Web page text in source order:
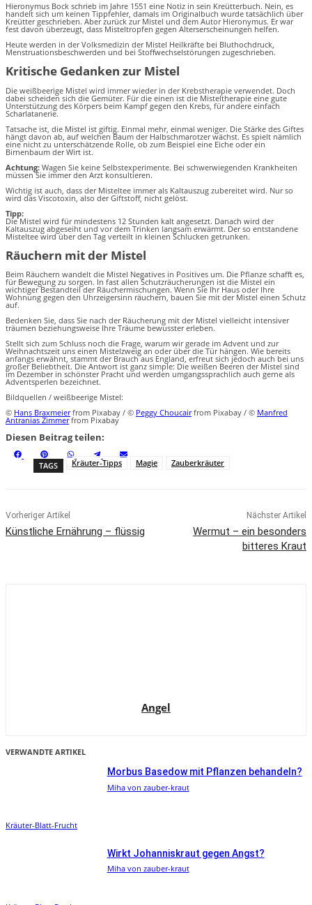
Hieronymus Bock schrieb im Jahre 1551 eine Notiz in sein Kreütterbuch. Nein, es
handelt sich um keinen Tippfehler, damals im Originalbuch wurde tatsächlich über
Kreütter geschrieben. Aber zurück zur Mistel und dem Autor Hieronymus. Er war
fest davon überzeugt, dass Misteltropfen gegen Alterserscheinungen helfen.
Heute werden in der Volksmedizin der Mistel Heilkräfte bei Bluthochdruck,
Menstruationsbeschwerden und bei Stoffwechselstörungen zugeschrieben.
Kritische Gedanken zur Mistel
Die weißbeerige Mistel wird immer wieder in der Krebstherapie verwendet. Doch
dabei scheiden sich die Gemüter. Für die einen ist die Misteltherapie eine gute
Unterstützung des Körpers beim Kampf gegen den Krebs, für andere einfach
Scharlatanerie.
Tatsache ist, die Mistel ist giftig. Einmal mehr, einmal weniger. Die Stärke des Giftes
hängt davon ab, auf welchen Baum der Halbschmarotzer wächst. Es spielt nämlich
eine nicht zu unterschätzende Rolle, ob zum Beispiel eine Eiche oder ein
Birnenbaum der Wirt ist.
Achtung: Wagen Sie keine Selbstexperimente. Bei schwerwiegenden Krankheiten
müssen Sie immer den Arzt konsultieren.
Wichtig ist auch, dass der Misteltee immer als Kaltauszug zubereitet wird. Nur so
wird das Viscotoxin, also der Giftstoff, nicht gelöst.
Tipp:
Die Mistel wird für mindestens 12 Stunden kalt angesetzt. Danach wird der
Kaltauszug abgeseiht und vor dem Trinken langsam erwärmt. Der so entstandene
Misteltee wird über den Tag verteilt in kleinen Schlucken getrunken.
Räuchern mit der Mistel
Beim Räuchern wandelt die Mistel Negatives in Positives um. Die Pflanze schafft es,
für Bewegung zu sorgen. In fast allen Schutzräucherungen ist die Mistel ein
wichtiger Bestandteil der Räuchermischungen. Wenn Sie Ihr Haus oder Ihre
Wohnung gegen den Uhrzeigersinn räuchern, bauen Sie mit der Mistel einen Schutz
auf.
Bedenken Sie, dass Sie nach der Räucherung mit der Mistel vielleicht intensiver
träumen beziehungsweise Ihre Träume bewusster erleben.
Stellt sich zum Schluss noch die Frage, warum wir gerade im Advent und zur
Weihnachtszeit uns einen Mistelzweig an oder über die Tür hängen. Wie bereits
anfangs erwähnt, stammt der Brauch aus England, erfreut sich jedoch auch bei uns
großer Beliebtheit. Die Antwort ist ganz simple: Die weißen Beeren der Mistel sind
im Dezember in schönster Pracht und werden umgangssprachlich auch gerne als
Adventsperlen bezeichnet.
Bildquellen / weißbeerige Mistel:
© Hans Braxmeierfrom Pixabay / © Peggy Choucairfrom Pixabay / © Manfred
Antranias Zimmerfrom Pixabay
Diesen Beitrag teilen:
h h
a
i
n
t
h
a
h
a
h
a
e
l
S
TAGS Kräuter-Tipps Magie Zauberkräuter
Vorheriger Artikel
Künstliche Ernährung – flüssig
Nächster Artikel
Wermut – ein besonders
bitteres Kraut
Angel
VERWANDTE ARTIKEL
Kräuter-Blatt-Frucht
Morbus Basedow mit Pflanzen behandeln?
Miha von zauber-kraut
Wirkt Johanniskraut gegen Angst?
Miha von zauber-kraut